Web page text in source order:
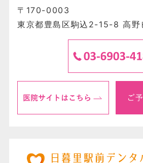
〒170-0003
東京都豊島区駒込2-15-8 高野